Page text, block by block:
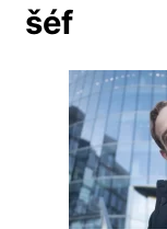
šéf